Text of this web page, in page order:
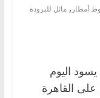
أمطار , مائل للبرودة
يسود اليوم
على القاهرة